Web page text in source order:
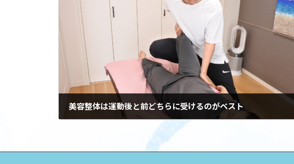
美容整体は運動後と前どちらに受けるのがベスト